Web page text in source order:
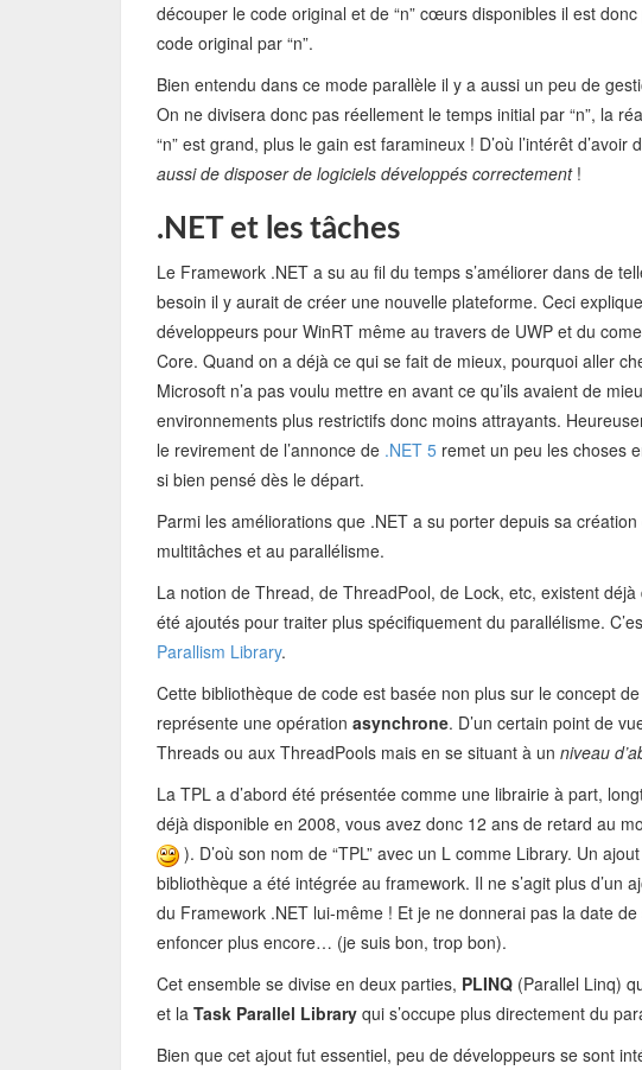
découper le code original et de “n” cœurs disponibles il est
code original par “n”.
Bien entendu dans ce mode parallèle il y a aussi un peu de
On ne divisera donc pas réellement le temps initial par “n”, la
“n” est grand, plus le gain est faramineux ! D’où l’intérêt
aussi de disposer de logiciels développés correctement!
.NET et les tâches
Le Framework .NET a su au fil du temps s’améliorer dans de
besoin il y aurait de créer une nouvelle plateforme. Ceci
développeurs pour WinRT même au travers de UWP et du
Core. Quand on a déjà ce qui se fait de mieux, pourquoi aller
Microsoft n’a pas voulu mettre en avant ce qu’ils avaient de
environnements plus restrictifs donc moins attrayants.
le revirement de l’annonce de .NET 5 remet un peu les choses
si bien pensé dès le départ.
Parmi les améliorations que .NET a su porter depuis sa
multitâches et au parallélisme.
La notion de Thread, de ThreadPool, de Lock, etc, existent
été ajoutés pour traiter plus spécifiquement du parallélisme.
Parallism Library.
Cette bibliothèque de code est basée non plus sur le concept de
représente une opération asynchrone. D’un certain point de
Threads ou aux ThreadPools mais en se situant à un niveau
La TPL a d’abord été présentée comme une librairie à part,
déjà disponible en 2008, vous avez donc 12 ans de retard au
). D’où son nom de “TPL” avec un L comme Library. Un
bibliothèque a été intégrée au framework. Il ne s’agit plus d’un
du Framework .NET lui-même ! Et je ne donnerai pas la date
enfoncer plus encore… (je suis bon, trop bon).
Cet ensemble se divise en deux parties, PLINQ (Parallel Linq)
et la Task Parallel Library qui s’occupe plus directement du
Bien que cet ajout fut essentiel, peu de développeurs se sont